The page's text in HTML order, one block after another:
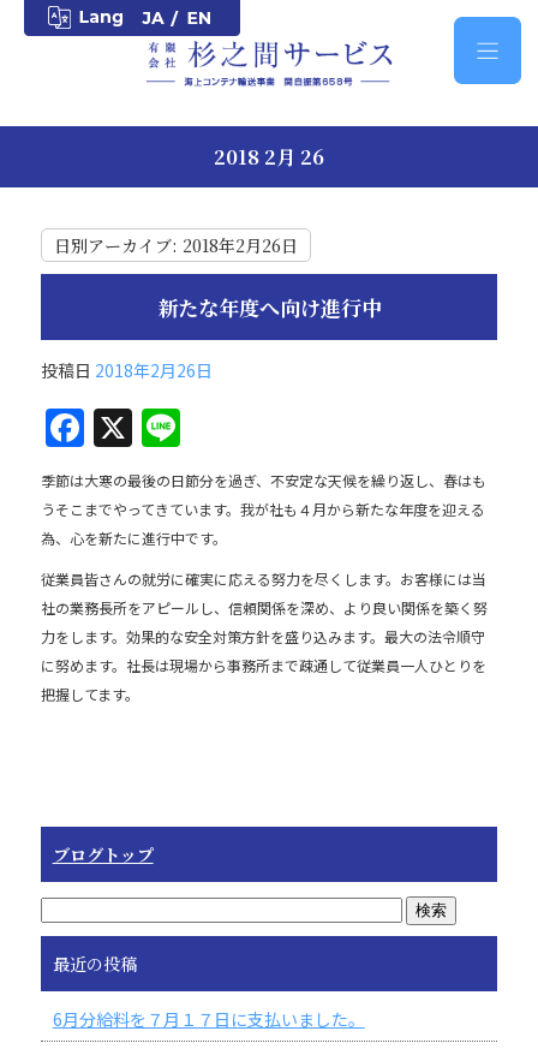
2018 2月 26
日別アーカイブ: 2018年2月26日
新たな年度へ向け進行中
投稿日 2018年2月26日
F
a
c
e
b
o
o
k
X Li
n
e
季節は大寒の最後の日節分を過ぎ、不安定な天候を繰り返し、春はも
うそこまでやってきています。我が社も４月から新たな年度を迎える
為、心を新たに進行中です。
従業員皆さんの就労に確実に応える努力を尽くします。お客様には当
社の業務長所をアピールし、信頼関係を深め、より良い関係を築く努
力をします。効果的な安全対策方針を盛り込みます。最大の法令順守
に努めます。社長は現場から事務所まで疎通して従業員一人ひとりを
把握してます。
ブログトップ
最近の投稿
6月分給料を７月１７日に支払いました。